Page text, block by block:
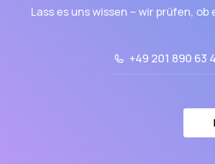
Lass es uns wissen – wir prüfen,
+49 201 890 63